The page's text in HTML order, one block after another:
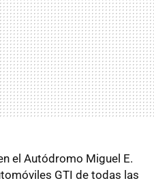
el Autódromo Miguel E.
GTI de todas las